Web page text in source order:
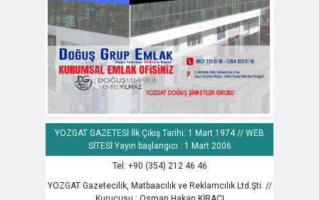
YOZGAT GAZETESİ İlk Çıkış Tarihi: 1 Mart 1974 // WEB
SİTESİ Yayın başlangıcı : 1 Mart 2006
Tel: +90 (354) 212 46 46
YOZGAT Gazetecilik, Matbaacılık ve Reklamcılık Ltd.Şti. //